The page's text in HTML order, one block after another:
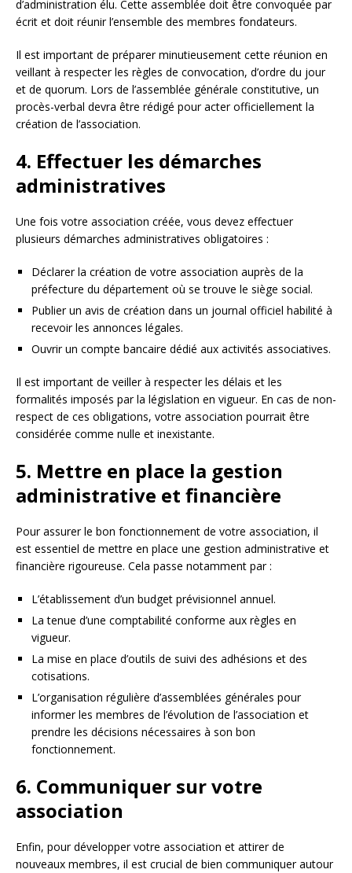
d’administration élu. Cette assemblée doit être convoquée par
écrit et doit réunir l’ensemble des membres fondateurs.
Il est important de préparer minutieusement cette réunion en
veillant à respecter les règles de convocation, d’ordre du jour
et de quorum. Lors de l’assemblée générale constitutive, un
procès-verbal devra être rédigé pour acter officiellement la
création de l’association.
4. Effectuer les démarches
administratives
Une fois votre association créée, vous devez effectuer
plusieurs démarches administratives obligatoires :
Déclarer la création de votre association auprès de la
préfecture du département où se trouve le siège social.
Publier un avis de création dans un journal officiel habilité à
recevoir les annonces légales.
Ouvrir un compte bancaire dédié aux activités associatives.
Il est important de veiller à respecter les délais et les
formalités imposés par la législation en vigueur. En cas de non-
respect de ces obligations, votre association pourrait être
considérée comme nulle et inexistante.
5. Mettre en place la gestion
administrative et financière
Pour assurer le bon fonctionnement de votre association, il
est essentiel de mettre en place une gestion administrative et
financière rigoureuse. Cela passe notamment par :
L’établissement d’un budget prévisionnel annuel.
La tenue d’une comptabilité conforme aux règles en
vigueur.
La mise en place d’outils de suivi des adhésions et des
cotisations.
L’organisation régulière d’assemblées générales pour
informer les membres de l’évolution de l’association et
prendre les décisions nécessaires à son bon
fonctionnement.
6. Communiquer sur votre
association
Enfin, pour développer votre association et attirer de
nouveaux membres, il est crucial de bien communiquer autour